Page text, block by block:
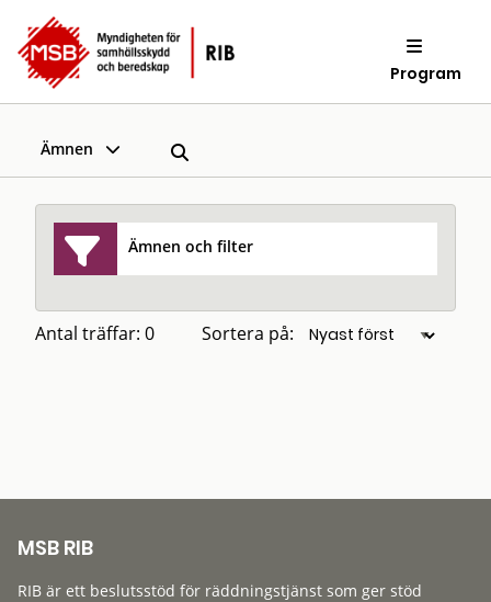
Program
Ämnen
Ämnen och filter
Antal träffar: 0 Sortera på:
MSB RIB
RIB är ett beslutsstöd för räddningstjänst som ger stöd